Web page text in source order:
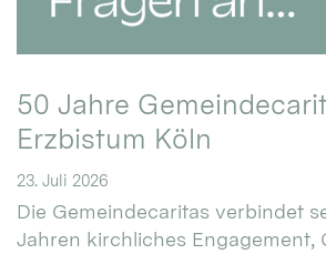
50 Jahre
Erzbistum Köln
23. Juli 2026
Die Gemeindecaritas verbindet
Jahren kirchliches Engagement,